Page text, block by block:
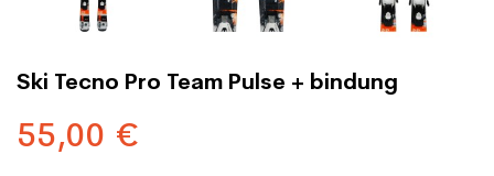
Ski Tecno Pro Team Pulse + bindung
55,00 €